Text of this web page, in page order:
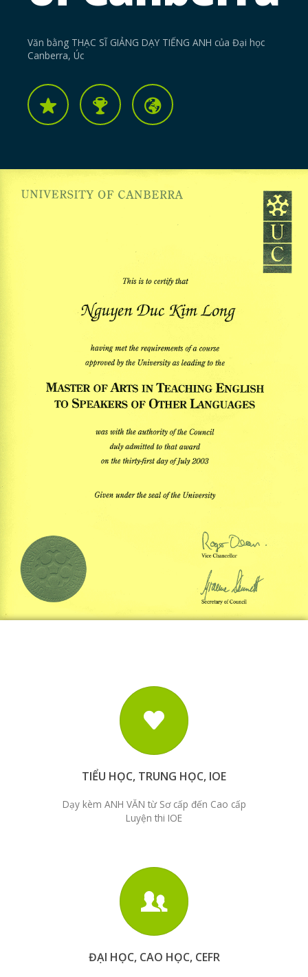
Văn bằng THẠC SĨ GIẢNG DẠY TIẾNG ANH của Đại học
Canberra, Úc
TIỂU HỌC, TRUNG HỌC, IOE
Dạy kèm ANH VĂN từ Sơ cấp đến Cao cấp
Luyện thi IOE
ĐẠI HỌC, CAO HỌC, CEFR